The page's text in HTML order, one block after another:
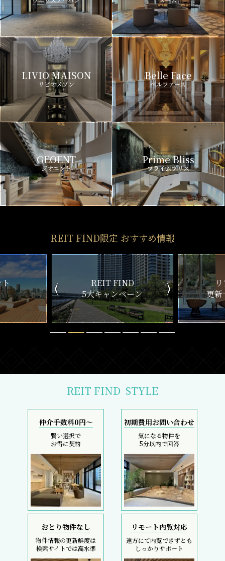
LIVIO MAISON
リビオメゾン
Belle Face
ベルファース
GEOENT
ジオエント
Prime Bliss
プライムブリス
REIT FIND限定 おすすめ情報
ン
リアルタイム
更新一覧チェック
新
REIT FIND STYLE
仲介手数料0円～
賢い選択で
お得に契約
初期費用お問い合わせ
気になる物件を
5分以内で回答
おとり物件なし
物件情報の更新鮮度は
検索サイトでは高水準
リモート内覧対応
遠方にて内覧できずとも
しっかりサポート